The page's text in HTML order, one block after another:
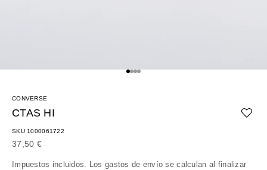
Ir al artículo 1
Ir al artículo 2
Ir al artículo 3
Ir al artículo 4
CONVERSE
CTAS HI
SKU 1000061722
Precio de oferta
37,50 €
Impuestos incluidos. Los gastos de envío se calculan al finalizar